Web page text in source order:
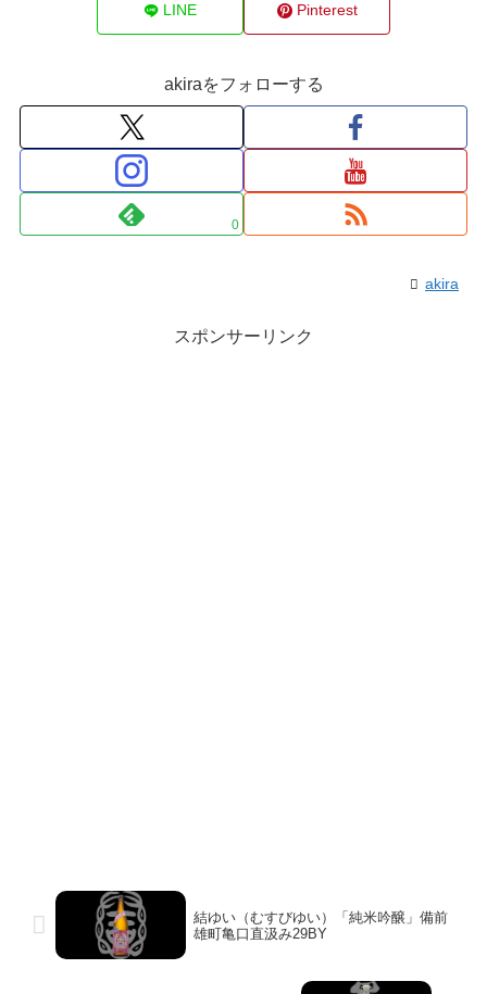
LINE Pinterest
akiraをフォローする
0
akira
スポンサーリンク
結ゆい（むすびゆい）「純米吟醸」備前
雄町亀口直汲み29BY